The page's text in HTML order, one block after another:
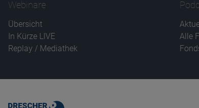
Webinare
Übersicht
In Kürze LIVE
Replay / Mediathek
Alle